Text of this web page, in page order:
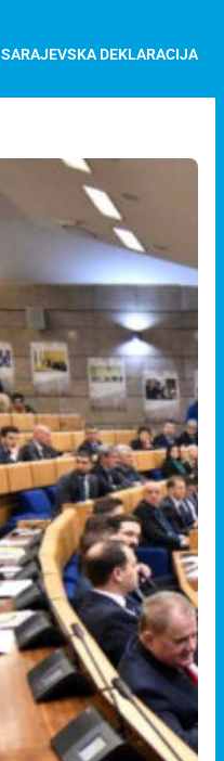
SARAJEVSKA DEKLARACIJA